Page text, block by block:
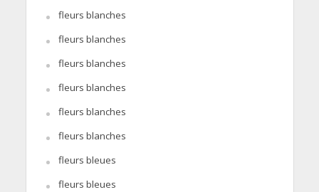
fleurs blanches
fleurs blanches
fleurs blanches
fleurs blanches
fleurs blanches
fleurs blanches
fleurs bleues
fleurs bleues